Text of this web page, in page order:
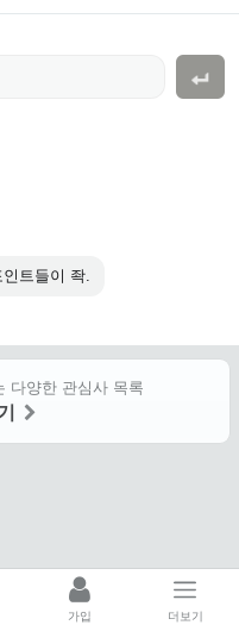
트들이 좍.
다양한 관심사 목록
가입 더보기